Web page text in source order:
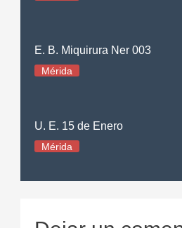
E. B. Miquirura Ner 003
Mérida
U. E. 15 de Enero
Mérida